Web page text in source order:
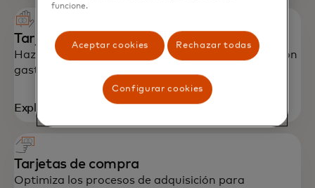
Tarjetas de viaje
Haz que tus viajes de negocios sean más fluidos con
gastos simplificados e información sobre el gasto.
Explora soluciones
Tarjetas de compra
Optimiza los procesos de adquisición para
funcione.
Aceptar cookies Rechazar todas
Configurar cookies